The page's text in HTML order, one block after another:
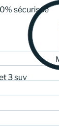
3 suv
sécurisée